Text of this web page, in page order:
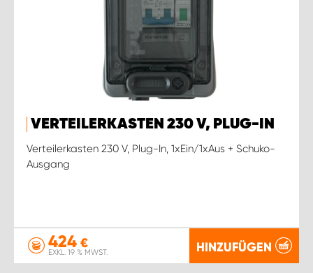
VERTEILERKASTEN 230 V, PLUG-IN
Verteilerkasten 230 V, Plug-In, 1xEin/1xAus + Schuko-
Ausgang
424 €
EXKL. 19 % MWST. HINZUFÜGEN